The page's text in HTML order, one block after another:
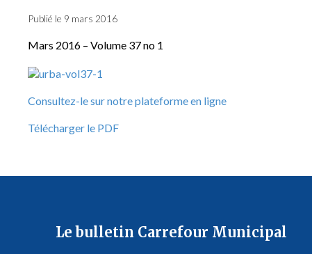
Publié le 9 mars 2016
Mars 2016 – Volume 37 no 1
Consultez-le sur notre plateforme en ligne
Télécharger le PDF
Le bulletin Carrefour Municipal